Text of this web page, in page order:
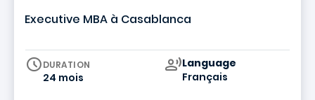
Executive MBA à Casablanca
DURATION
24 mois
Curriculum
Language
Français